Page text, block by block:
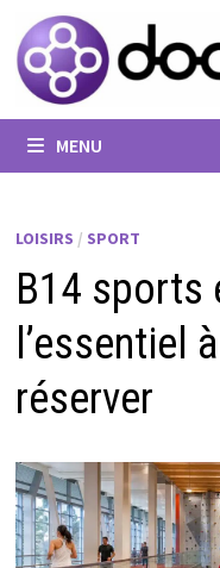
Passer
au
contenu
MENU
LOISIRS / SPORT
B14 sports
l’essentiel
réserver